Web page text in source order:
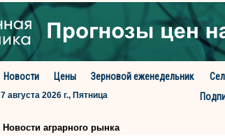
Новости Цены Зерновой еженедельник
7 августа 2026 г., Пятница
Новости аграрного рынка